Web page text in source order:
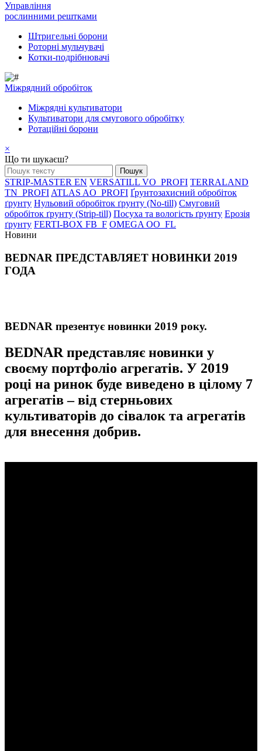
Управління
рослинними рештками
Штригельні борони
Pоторні мульчувачі
Котки-подрібнювачі
Mіжрядний обробіток
Міжрядні культиватори
Культиватори для смугового обробітку
Ротаційні борони
×
Що ти шукаєш?
STRIP-MASTER EN VERSATILL VO_PROFI TERRALAND
TN_PROFI ATLAS AO_PROFI Ґрунтозахисний обробіток
ґрунту Нульовий обробіток ґрунту (No-till) Смуговий
обробіток ґрунту (Strip-till) Посуха та вологість ґрунту Ерозія
ґрунту FERTI-BOX FB_F OMEGA OO_FL
Новини
BEDNAR ПРЕДСТАВЛЯЕТ НОВИНКИ 2019
ГОДА
BEDNAR презентує новинки 2019 року.
BEDNAR представляє новинки у
своєму портфоліо агрегатів. У 2019
році на ринок буде виведено в цілому 7
агрегатів – від стерньових
культиваторів до сівалок та агрегатів
для внесення добрив.